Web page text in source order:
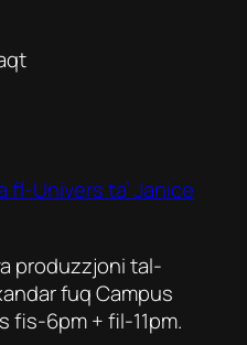
fl-Universta’ Janice
produzzjoni tal-
fuq Campus
fis-6pm + fil-11pm.